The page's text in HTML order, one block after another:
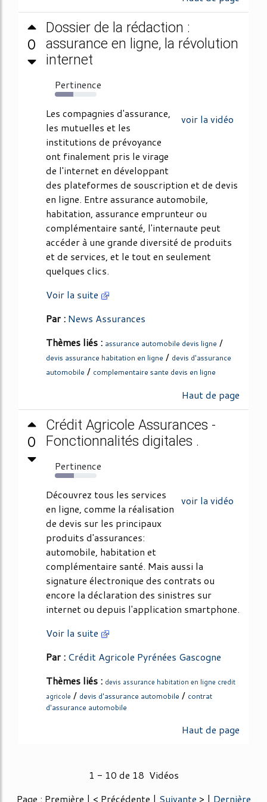
0
Dossier de la rédaction :
assurance en ligne, la révolution
internet
Pertinence
44%
voir la vidéo
Les compagnies d'assurance,
les mutuelles et les
institutions de prévoyance
ont finalement pris le virage
de l'internet en développant
des plateformes de souscription et de devis
en ligne. Entre assurance automobile,
habitation, assurance emprunteur ou
complémentaire santé, l'internaute peut
accéder à une grande diversité de produits
et de services, et le tout en seulement
quelques clics.
Voir la suite
Par : News Assurances
Thèmes liés : assurance automobile devis ligne /
devis assurance habitation en ligne / devis d'assurance
automobile / complementaire sante devis en ligne
Haut de page
0
Crédit Agricole Assurances -
Fonctionnalités digitales .
Pertinence
45%
voir la vidéo
Découvrez tous les services
en ligne, comme la réalisation
de devis sur les principaux
produits d'assurances:
automobile, habitation et
complémentaire santé. Mais aussi la
signature électronique des contrats ou
encore la déclaration des sinistres sur
internet ou depuis l'application smartphone.
Voir la suite
Par : Crédit Agricole Pyrénées Gascogne
Thèmes liés : devis assurance habitation en ligne credit
agricole / devis d'assurance automobile / contrat
d'assurance automobile
Haut de page
1 - 10 de 18 Vidéos
Page : Première | < Précédente | Suivante > | Dernière